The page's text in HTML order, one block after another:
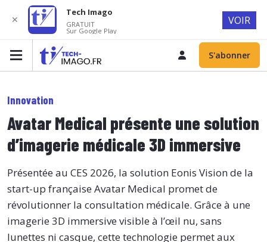
S'abonner
Innovation
Avatar Medical présente une solution
d’imagerie médicale 3D immersive
Présentée au CES 2026, la solution Eonis Vision de la
start-up française Avatar Medical promet de
révolutionner la consultation médicale. Grâce à une
imagerie 3D immersive visible à l’œil nu, sans
lunettes ni casque, cette technologie permet aux
✕
Tech Imago
GRATUIT
Sur Google Play
VOIR